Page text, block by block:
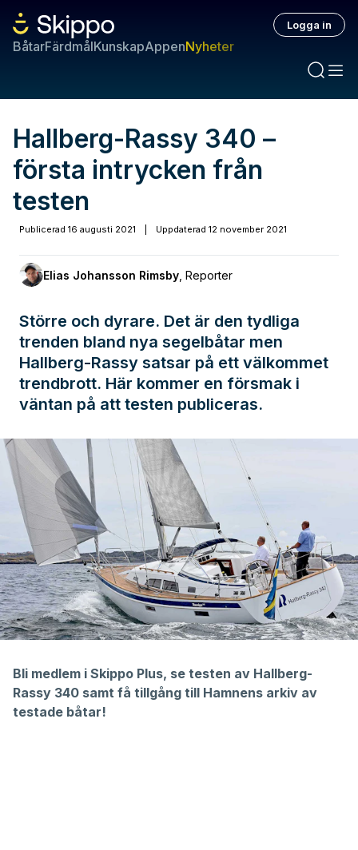
BåtarFärdmålKunskapAppenNyheter
Logga in
Hallberg-Rassy 340 –
första intrycken från
testen
Publicerad 16 augusti 2021 Uppdaterad 12 november 2021
Elias Johansson Rimsby Reporter
Större och dyrare. Det är den tydliga
trenden bland nya segelbåtar men
Hallberg-Rassy satsar på ett välkommet
trendbrott. Här kommer en försmak i
väntan på att testen publiceras.
Bli medlem i Skippo Plus, se testen av Hallberg-
Rassy 340 samt få tillgång till Hamnens arkiv av
testade båtar!